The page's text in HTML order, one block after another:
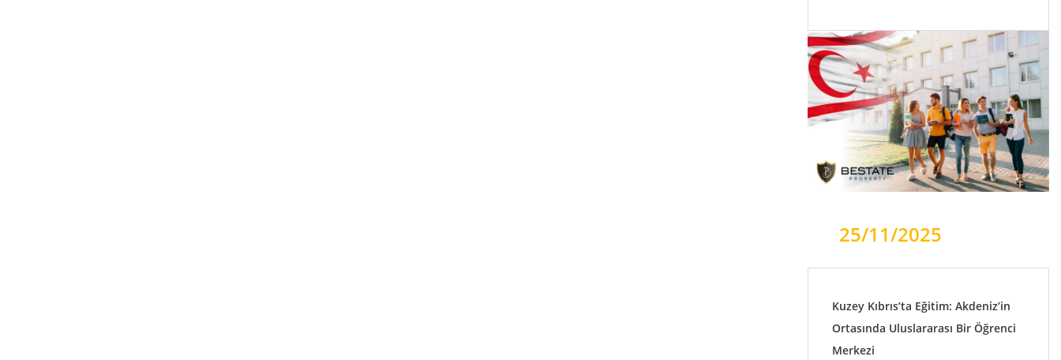
25/11/2025
Kuzey Kıbrıs’ta Eğitim: Akdeniz’in
Ortasında Uluslararası Bir Öğrenci
Merkezi